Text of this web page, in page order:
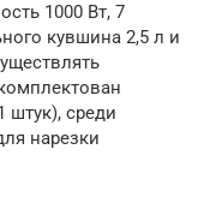
1000 Вт, 7
кувшина 2,5 л и
штук), среди
нарезки